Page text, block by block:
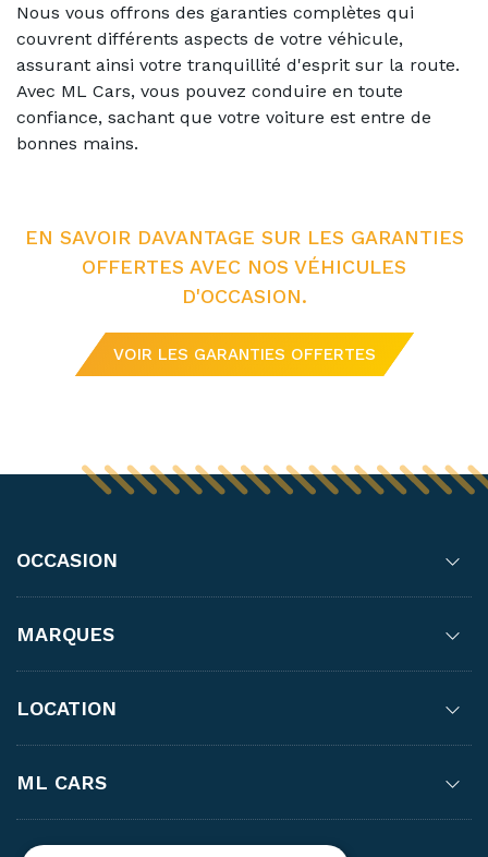
Nous vous offrons des garanties complètes qui
couvrent différents aspects de votre véhicule,
assurant ainsi votre tranquillité d'esprit sur la route.
Avec ML Cars, vous pouvez conduire en toute
confiance, sachant que votre voiture est entre de
bonnes mains.
EN SAVOIR DAVANTAGE SUR LES GARANTIES
OFFERTES AVEC NOS VÉHICULES
D'OCCASION.
VOIR LES GARANTIES OFFERTES
OCCASION
MARQUES
LOCATION
ML CARS